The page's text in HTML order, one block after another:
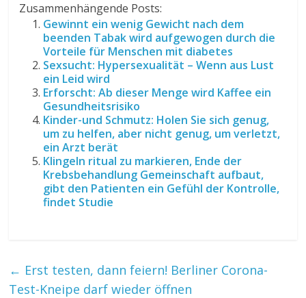
Zusammenhängende Posts:
Gewinnt ein wenig Gewicht nach dem
beenden Tabak wird aufgewogen durch die
Vorteile für Menschen mit diabetes
Sexsucht: Hypersexualität – Wenn aus Lust
ein Leid wird
Erforscht: Ab dieser Menge wird Kaffee ein
Gesundheitsrisiko
Kinder-und Schmutz: Holen Sie sich genug,
um zu helfen, aber nicht genug, um verletzt,
ein Arzt berät
Klingeln ritual zu markieren, Ende der
Krebsbehandlung Gemeinschaft aufbaut,
gibt den Patienten ein Gefühl der Kontrolle,
findet Studie
← Erst testen, dann feiern! Berliner Corona-
Test-Kneipe darf wieder öffnen